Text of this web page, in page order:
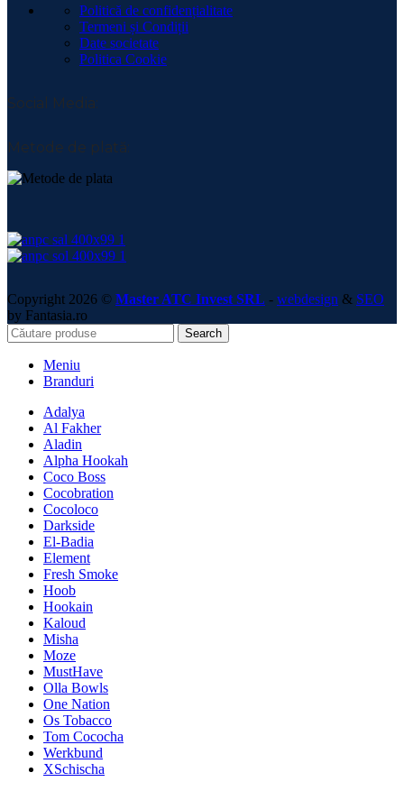
Politică de confidențialitate
Termeni și Condiții
Date societate
Politica Cookie
Social Media:
Metode de plată:
Copyright 2026 © Master ATC Invest SRL - webdesign & SEO
by Fantasia.ro
Search
Meniu
Branduri
Adalya
Al Fakher
Aladin
Alpha Hookah
Coco Boss
Cocobration
Cocoloco
Darkside
El-Badia
Element
Fresh Smoke
Hoob
Hookain
Kaloud
Misha
Moze
MustHave
Olla Bowls
One Nation
Os Tobacco
Tom Cococha
Werkbund
XSchischa